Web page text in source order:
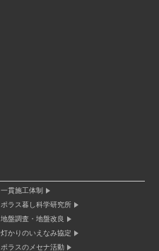
一貫施工体制
ポラス暮し科学研究所
地盤調査・地盤改良
灯かりのいえなみ協定
ポラスのメセナ活動